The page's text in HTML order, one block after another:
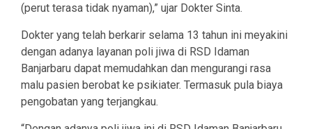
(perut terasa tidak nyaman),” ujar Dokter Sinta.
Dokter yang telah berkarir selama 13 tahun ini meyakini
dengan adanya layanan poli jiwa di RSD Idaman
Banjarbaru dapat memudahkan dan mengurangi rasa
malu pasien berobat ke psikiater. Termasuk pula biaya
pengobatan yang terjangkau.